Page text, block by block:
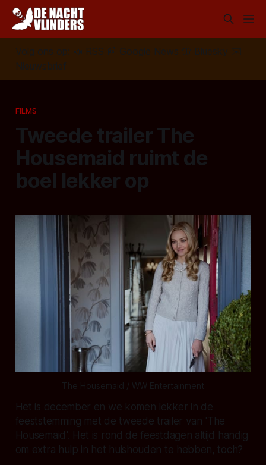
Volg ons op: 📣 RSS 📰 Google News 🦋 Bluesky
✉️
Nieuwsbrief
FILMS
Tweede trailer The
Housemaid ruimt de
boel lekker op
The Housemaid / WW Entertainment
Het is december en we komen lekker in de
feeststemming met de tweede trailer van 'The
Housemaid'. Het is rond de feestdagen altijd handig
om extra hulp in het huishouden te hebben, toch?